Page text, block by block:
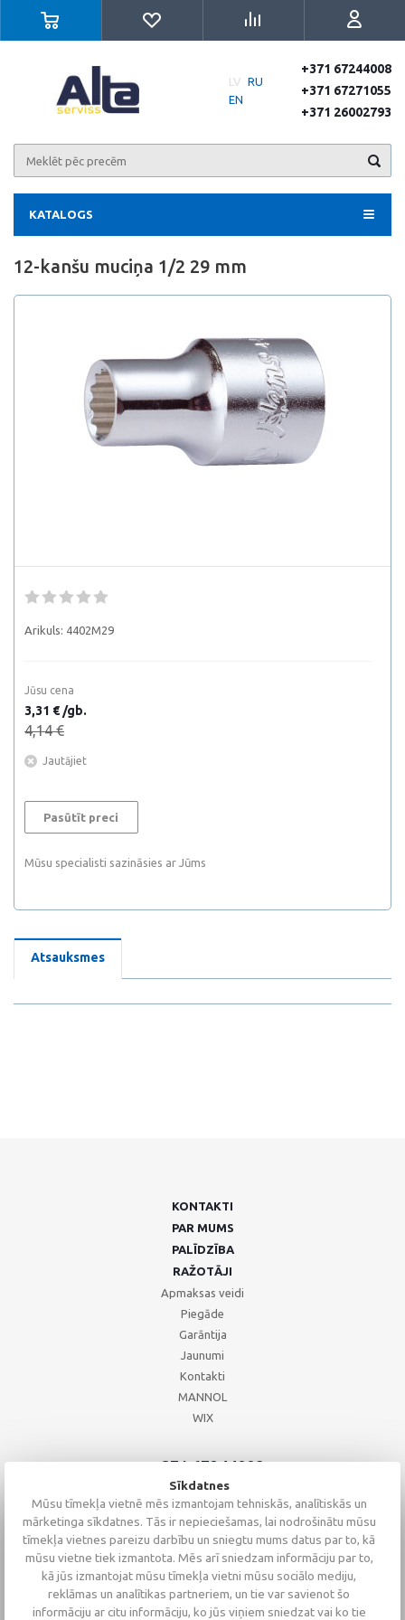
LV RU
EN
+371 67244008
+371 67271055
+371 26002793
KATALOGS
12-kanšu muciņa 1/2 29 mm
Arikuls: 4402M29
Jūsu cena
3,31 € /gb.
4,14 €
Jautājiet
Pasūtīt preci
Mūsu specialisti sazināsies ar Jūms
Atsauksmes
KONTAKTI
PAR MUMS
PALĪDZĪBA
RAŽOTĀJI
Apmaksas veidi
Piegāde
Garāntija
Jaunumi
Kontakti
MANNOL
WIX
+371 67244008
+371 67271055
+371 26002793
Sīkdatnes
Mūsu tīmekļa vietnē mēs izmantojam tehniskās, analītiskās un
mārketinga sīkdatnes. Tās ir nepieciešamas, lai nodrošinātu mūsu
tīmekļa vietnes pareizu darbību un sniegtu mums datus par to, kā
mūsu vietne tiek izmantota. Mēs arī sniedzam informāciju par to,
kā jūs izmantojat mūsu tīmekļa vietni mūsu sociālo mediju,
reklāmas un analītikas partneriem, un tie var savienot šo
informāciju ar citu informāciju, ko jūs viņiem sniedzat vai ko tie